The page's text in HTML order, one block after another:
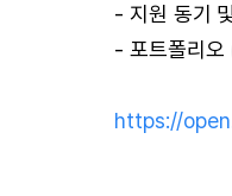
- 지원 동기
- 포트폴리오
https://